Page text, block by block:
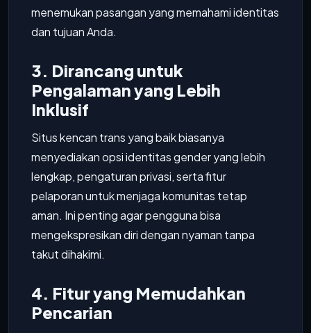
menemukan pasangan yang memahami identitas
dan tujuan Anda.
3. Dirancang untuk
Pengalaman yang Lebih
Inklusif
Situs kencan trans yang baik biasanya
menyediakan opsi identitas gender yang lebih
lengkap, pengaturan privasi, serta fitur
pelaporan untuk menjaga komunitas tetap
aman. Ini penting agar pengguna bisa
mengekspresikan diri dengan nyaman tanpa
takut dihakimi.
4. Fitur yang Memudahkan
Pencarian